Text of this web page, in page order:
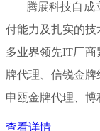
腾展科技自成立
付能力及扎实的
多业界领先IT厂商
牌代理、信锐金牌
申瓯金牌代理、博
查看详情 +